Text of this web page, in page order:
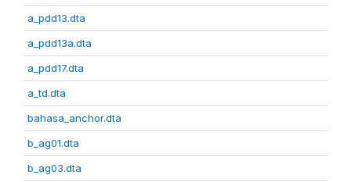
a_pdd13.dta
a_pdd13a.dta
a_pdd17.dta
a_td.dta
bahasa_anchor.dta
b_ag01.dta
b_ag03.dta